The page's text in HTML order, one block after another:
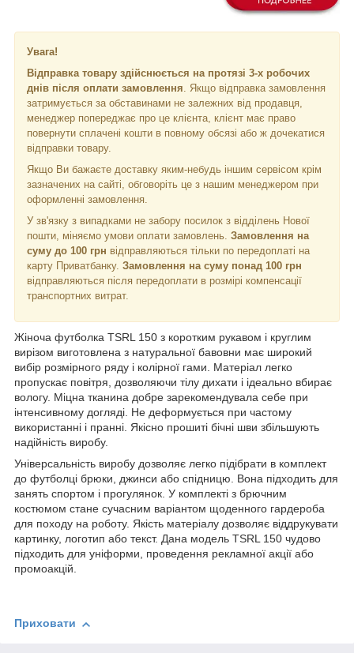
Увага!
Відправка товару здійснюється на протязі 3-х робочих
днів після оплати замовлення. Якщо відправка замовлення
затримується за обставинами не залежних від продавця,
менеджер попереджає про це клієнта, клієнт має право
повернути сплачені кошти в повному обсязі або ж дочекатися
відправки товару.
Якщо Ви бажаєте доставку яким-небудь іншим сервісом крім
зазначених на сайті, обговоріть це з нашим менеджером при
оформленні замовлення.
У зв'язку з випадками не забору посилок з відділень Нової
пошти, міняємо умови оплати замовлень. Замовлення на
суму до 100 грн відправляються тільки по передоплаті на
карту Приватбанку. Замовлення на суму понад 100 грн
відправляються після передоплати в розмірі компенсації
транспортних витрат.
Жіноча футболка TSRL 150 з коротким рукавом і круглим
вирізом виготовлена з натуральної бавовни має широкий
вибір розмірного ряду і колірної гами. Матеріал легко
пропускає повітря, дозволяючи тілу дихати і ідеально вбирає
вологу. Міцна тканина добре зарекомендувала себе при
інтенсивному догляді. Не деформується при частому
використанні і пранні. Якісно прошиті бічні шви збільшують
надійність виробу.
Універсальність виробу дозволяє легко підібрати в комплект
до футболці брюки, джинси або спідницю. Вона підходить для
занять спортом і прогулянок. У комплекті з брючним
костюмом стане сучасним варіантом щоденного гардероба
для походу на роботу. Якість матеріалу дозволяє віддрукувати
картинку, логотип або текст. Дана модель TSRL 150 чудово
підходить для уніформи, проведення рекламної акції або
промоакцій.
Приховати